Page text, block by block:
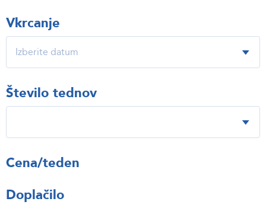
Vkrcanje
Število tednov
Cena/teden
Doplačilo